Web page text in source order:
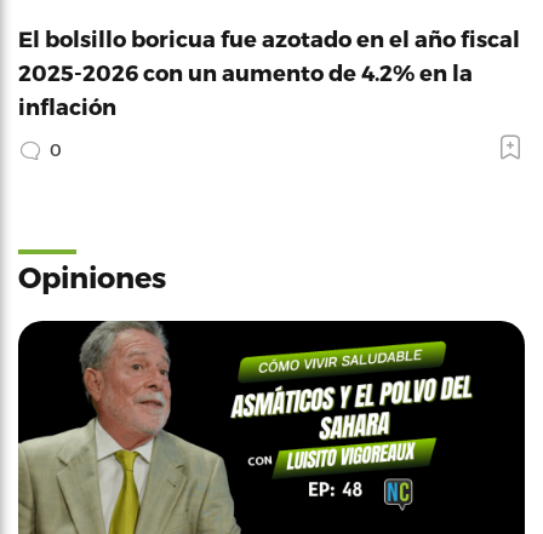
El bolsillo boricua fue azotado en el año fiscal
2025-2026 con un aumento de 4.2% en la
inflación
0
Opiniones